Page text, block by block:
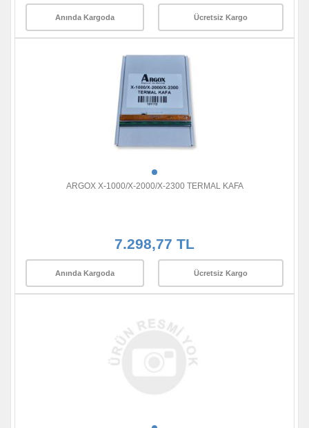
Anında Kargoda Ücretsiz Kargo
ARGOX X-1000/X-2000/X-2300 TERMAL KAFA
7.298,77 TL
Anında Kargoda Ücretsiz Kargo